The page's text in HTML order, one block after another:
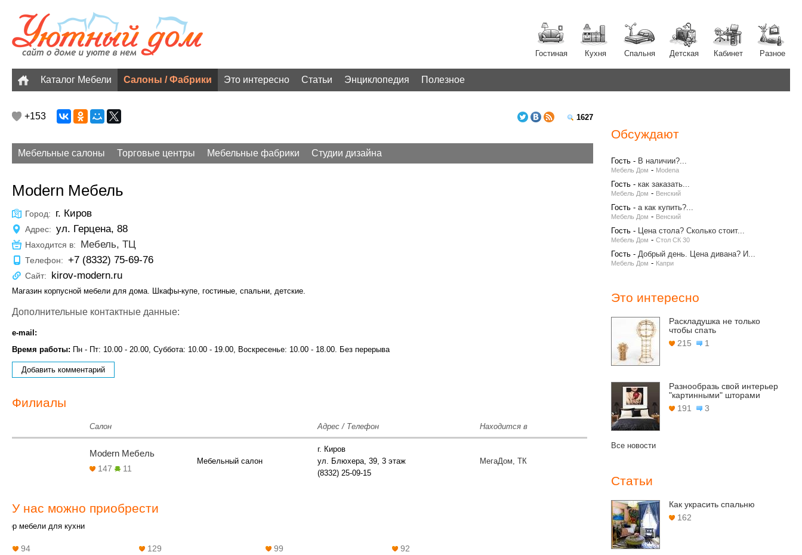
Гостиная Кухня Спальня Детская Кабинет Разное
Каталог Мебели Салоны / Фабрики Это интересно Статьи Энциклопедия Полезное
1627
+153
Мебельные салоны Торговые центры Мебельные фабрики Студии дизайна
Modern Мебель
Город: г. Киров
Адрес: ул. Герцена, 88
Находится в: Мебель, ТЦ
Телефон: +7 (8332) 75-69-76
Сайт: kirov-modern.ru
Магазин корпусной мебели для дома. Шкафы-купе, гостиные, спальни, детские.
Дополнительные контактные данные:
e-mail:
Время работы: Пн - Пт: 10.00 - 20.00, Суббота: 10.00 - 19.00, Воскресенье: 10.00 - 18.00. Без перерыва
Добавить комментарий
Филиалы
Салон Адрес / Телефон Находится в
Modern Мебель
147 11
Мебельный салон
г. Киров
ул. Блюхера, 39, 3 этаж
(8332) 25-09-15
МегаДом, ТК
У нас можно приобрести
мебели для кухни
94 129 99 92
Обсуждают
Гость - В наличии?...
Мебель Дом - Modena
Гость - как заказать...
Мебель Дом - Венский
Гость - а как купить?...
Мебель Дом - Венский
Гость - Цена стола? Сколько стоит...
Мебель Дом - Стол СК 30
Гость - Добрый день. Цена дивана? И...
Мебель Дом - Капри
Это интересно
Раскладушка не только
чтобы спать
215
1
Разнообразь свой интерьер
"картинными" шторами
191
3
Все новости
Статьи
Как украсить спальню
162